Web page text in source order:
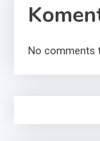
No comments